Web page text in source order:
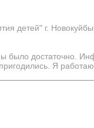
детей" г.
было достаточно.
Я